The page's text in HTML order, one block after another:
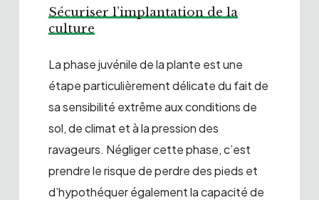
Sécuriser l’implantation de la
culture
La phase juvénile de la plante est une
étape particulièrement délicate du fait de
sa sensibilité extrême aux conditions de
sol, de climat et à la pression des
ravageurs. Négliger cette phase, c’est
prendre le risque de perdre des pieds et
d’hypothéquer également la capacité de